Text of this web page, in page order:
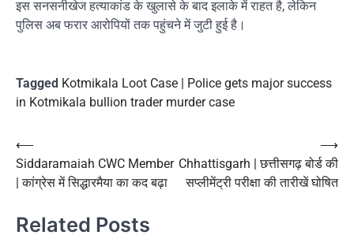
इस सनसनीखेज हत्याकांड के खुलासे के बाद इलाके में राहत है, लेकिन
पुलिस अब फरार आरोपियों तक पहुंचने में जुटी हुई है।
Tagged Kotmikala Loot Case | Police gets major success
in Kotmikala bullion trader murder case
Post
navigation
⟵
Siddaramaiah CWC Member
| कांग्रेस में सिद्धारमैया का कद बढ़ा
Chhattisgarh | छत्तीसगढ़ बोर्ड की
सप्लीमेंट्री परीक्षा की तारीखें घोषित
⟶
Related Posts